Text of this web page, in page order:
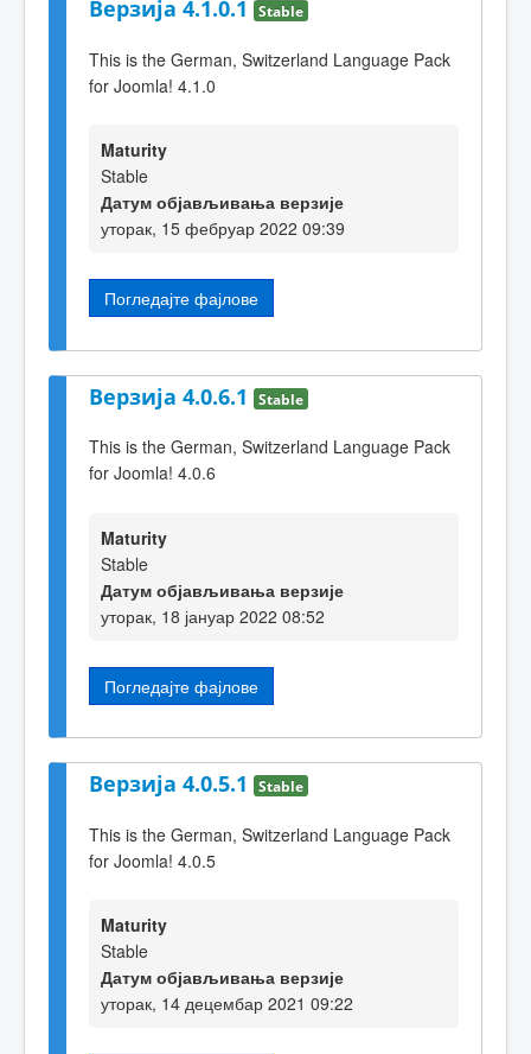
Верзија 4.1.0.1 Stable
This is the German, Switzerland Language Pack
for Joomla! 4.1.0
Maturity
Stable
Датум објављивања верзије
уторак, 15 фебруар 2022 09:39
Погледајте фајлове
Верзија 4.0.6.1 Stable
This is the German, Switzerland Language Pack
for Joomla! 4.0.6
Maturity
Stable
Датум објављивања верзије
уторак, 18 јануар 2022 08:52
Погледајте фајлове
Верзија 4.0.5.1 Stable
This is the German, Switzerland Language Pack
for Joomla! 4.0.5
Maturity
Stable
Датум објављивања верзије
уторак, 14 децембар 2021 09:22